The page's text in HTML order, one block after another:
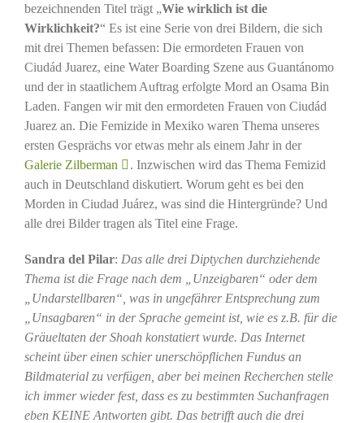
bezeichnenden Titel trägt „Wie wirklich ist die
Wirklichkeit?“ Es ist eine Serie von drei Bildern, die sich
mit drei Themen befassen: Die ermordeten Frauen von
Ciudád Juarez, eine Water Boarding Szene aus Guantánomo
und der in staatlichem Auftrag erfolgte Mord an Osama Bin
Laden. Fangen wir mit den ermordeten Frauen von Ciudád
Juarez an. Die Femizide in Mexiko waren Thema unseres
ersten Gesprächs vor etwas mehr als einem Jahr in der
Galerie Zilberman
. Inzwischen wird das Thema Femizid
auch in Deutschland diskutiert. Worum geht es bei den
Morden in Ciudad Juárez, was sind die Hintergründe? Und
alle drei Bilder tragen als Titel eine Frage.
Sandra del Pilar: Das alle drei Diptychen durchziehende
Thema ist die Frage nach dem „Unzeigbaren“ oder dem
„Undarstellbaren“, was in ungefährer Entsprechung zum
„Unsagbaren“ in der Sprache gemeint ist, wie es z.B. für die
Gräueltaten der Shoah konstatiert wurde. Das Internet
scheint über einen schier unerschöpflichen Fundus an
Bildmaterial zu verfügen, aber bei meinen Recherchen stelle
ich immer wieder fest, dass es zu bestimmten Suchanfragen
eben KEINE Antworten gibt. Das betrifft auch die drei